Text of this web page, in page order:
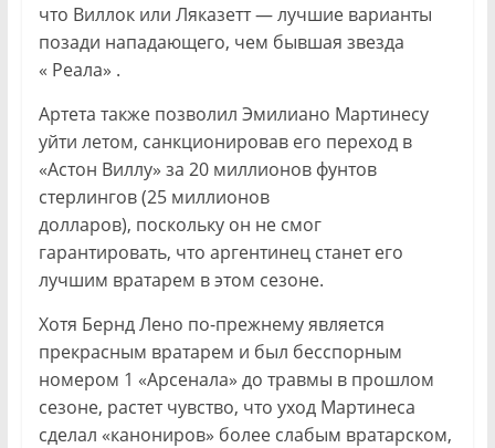
что Виллок или Ляказетт — лучшие варианты
позади нападающего, чем бывшая звезда
« Реала» .
Артета также позволил Эмилиано Мартинесу
уйти летом, санкционировав его переход в
«Астон Виллу» за 20 миллионов фунтов
стерлингов (25 миллионов
долларов), поскольку он не смог
гарантировать, что аргентинец станет его
лучшим вратарем в этом сезоне.
Хотя Бернд Лено по-прежнему является
прекрасным вратарем и был бесспорным
номером 1 «Арсенала» до травмы в прошлом
сезоне, растет чувство, что уход Мартинеса
сделал «канониров» более слабым вратарском,